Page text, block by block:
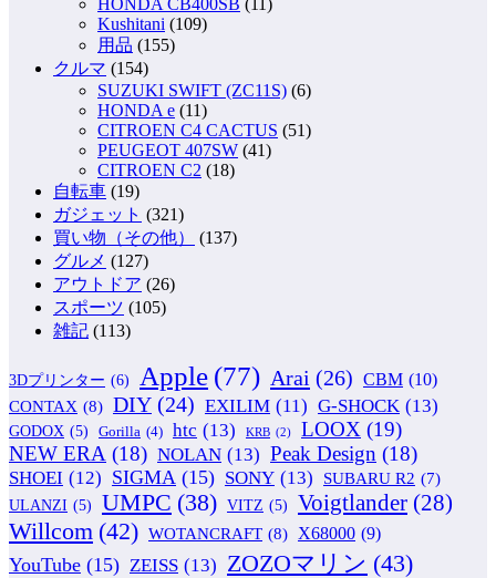
Kushitani (109)
用品 (155)
クルマ (154)
SUZUKI SWIFT (ZC11S) (6)
HONDA e (11)
CITROEN C4 CACTUS (51)
PEUGEOT 407SW (41)
CITROEN C2 (18)
自転車 (19)
ガジェット (321)
買い物（その他）
(137)
グルメ (127)
アウトドア (26)
スポーツ (105)
雑記 (113)
3Dプリンター (6) Apple (77) Arai (26) CBM (10)
CONTAX (8) DIY (24) EXILIM (11) G-SHOCK (13)
GODOX (5) Gorilla (4) htc (13) KRB (2) LOOX (19)
NEW ERA (18) NOLAN (13) Peak Design (18)
SHOEI (12) SIGMA (15) SONY (13) SUBARU R2 (7)
ULANZI (5) UMPC (38) VITZ (5) Voigtlander (28)
Willcom (42) WOTANCRAFT (8) X68000 (9)
YouTube (15) ZEISS (13) ZOZOマリン (43)